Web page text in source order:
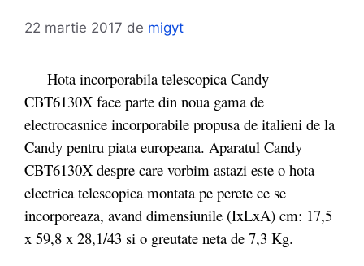
22 martie 2017 de migyt
Hota incorporabila telescopica Candy
CBT6130X face parte din noua gama de
electrocasnice incorporabile propusa de italieni de la
Candy pentru piata europeana. Aparatul Candy
CBT6130X despre care vorbim astazi este o hota
electrica telescopica montata pe perete ce se
incorporeaza, avand dimensiunile (IxLxA) cm: 17,5
x 59,8 x 28,1/43 si o greutate neta de 7,3 Kg.